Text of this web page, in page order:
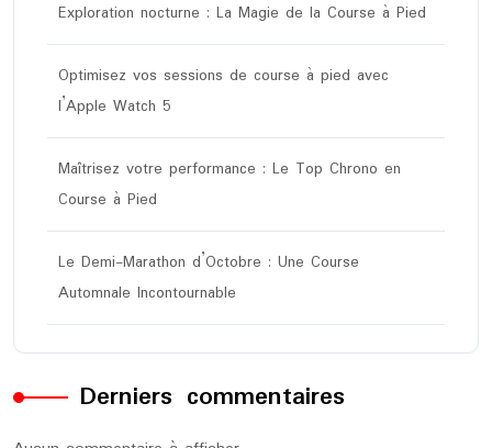
Exploration nocturne : La Magie de la Course à Pied
Optimisez vos sessions de course à pied avec
l’Apple Watch 5
Maîtrisez votre performance : Le Top Chrono en
Course à Pied
Le Demi-Marathon d’Octobre : Une Course
Automnale Incontournable
Derniers commentaires